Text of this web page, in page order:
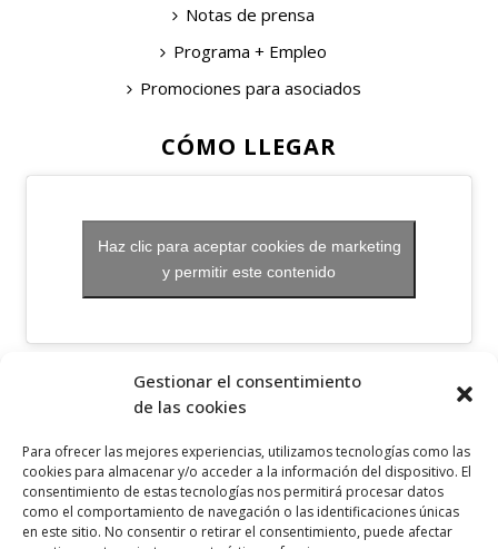
Gestionar el consentimiento
de las cookies
Para ofrecer las mejores experiencias, utilizamos tecnologías como las
cookies para almacenar y/o acceder a la información del dispositivo. El
consentimiento de estas tecnologías nos permitirá procesar datos
como el comportamiento de navegación o las identificaciones únicas
en este sitio. No consentir o retirar el consentimiento, puede afectar
Notas de prensa
Programa + Empleo
Promociones para asociados
CÓMO LLEGAR
Haz clic para aceptar cookies de marketing
y permitir este contenido
OTROS ENLACES
Política de cookies
Aviso legal
Canal ético